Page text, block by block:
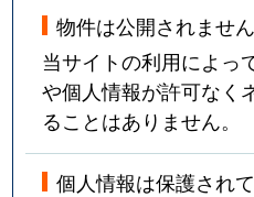
物件は公開されません
当サイトの利用によっ
や個人情報が許可なく
ることはありません。
個人情報は保護され